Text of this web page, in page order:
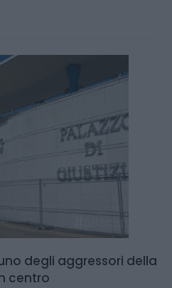
degli aggressori della
centro